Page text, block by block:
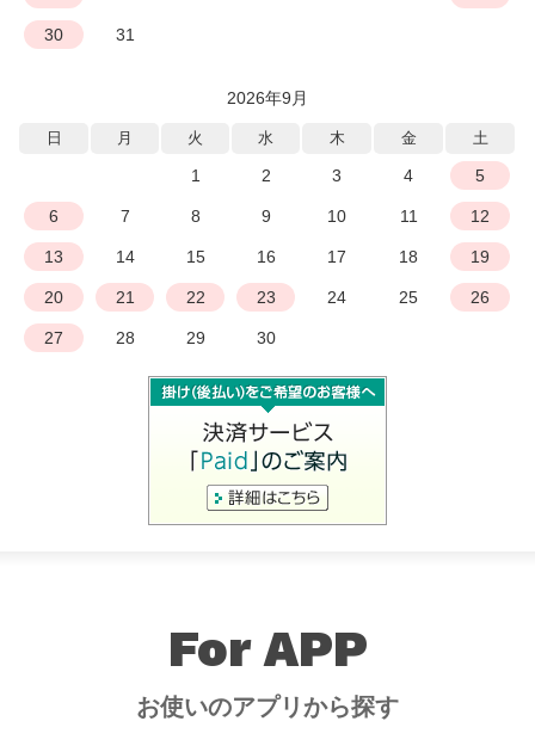
30 31
2026年9月
日 月 火 水 木 金 土
1 2 3 4 5
6 7 8 9 10 11 12
13 14 15 16 17 18 19
20 21 22 23 24 25 26
27 28 29 30
For APP
お使いのアプリから探す